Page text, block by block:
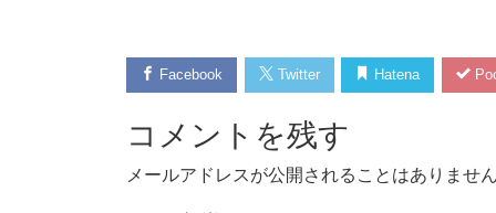
Facebook Twitter Hatena
コメントを残す
メールアドレスが公開されることはありませ